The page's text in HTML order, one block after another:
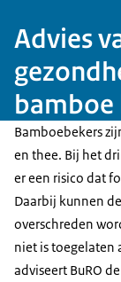
Advies
bamboe
Bamboebekers
en thee. Bij het
er een risico dat
Daarbij kunnen
overschreden
niet is toegelaten
adviseert BuRO